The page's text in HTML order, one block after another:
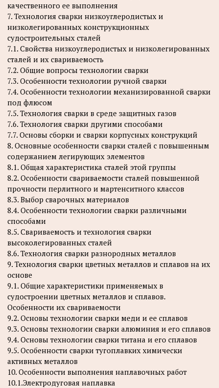
качественного ее выполнения
7. Технология сварки низкоуглеродистых и
низколегированных конструкционных
судостроительных сталей
7.1. Свойства низкоуглеродистых и низколегированных
сталей и их свариваемость
7.2. Общие вопросы технологии сварки
7.3. Особенности технологии ручной сварки
7.4. Особенности технологии механизированной сварки
под флюсом
7.5. Технология сварки в среде защитных газов
7.6. Технология сварки другими способами
7.7. Основы сборки и сварки корпусных конструкций
8. Основные особенности сварки сталей с повышенным
содержанием легирующих элементов
8.1. Общая характеристика сталей этой группы
8.2. Особенности свариваемости сталей повышенной
прочности перлитного и мартенситного классов
8.3. Выбор сварочных материалов
8.4. Особенности технологии сварки различными
способами
8.5. Свариваемость и технология сварки
высоколегированных сталей
8.6. Технология сварки разнородных металлов
9. Технология сварки цветных металлов и сплавов на их
основе
9.1. Общие характеристики применяемых в
судостроении цветных металлов и сплавов.
Особенности их свариваемости
9.2. Основы технологии сварки меди и ее сплавов
9.3. Основы технологии сварки алюминия и его сплавов
9.4. Основы технологии сварки титана и его сплавов
9.5. Особенности сварки тугоплавких химически
активных металлов
10. Особенности выполнения наплавочных работ
10.1.Электродуговая наплавка